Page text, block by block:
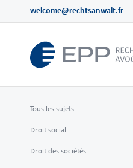
welcome@rechtsanwalt.fr
Tous les sujets
Droit social
Droit des sociétés